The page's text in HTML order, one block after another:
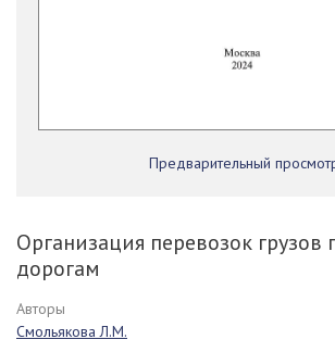
Предварительный
Организация перевозок
дорогам
Авторы
Смольякова Л.М.